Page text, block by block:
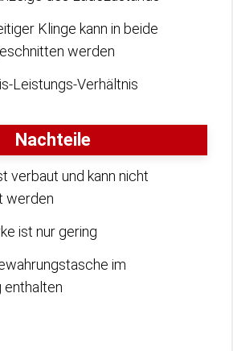
Klinge kann in beide
werden
Leistungs-Verhältnis
Nachteile
verbaut und kann nicht
werden
ist nur gering
im
enthalten